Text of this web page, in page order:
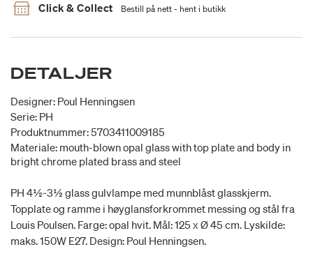
Click & Collect Bestill på nett - hent i butikk
DETALJER
Designer: Poul Henningsen
Serie: PH
Produktnummer: 5703411009185
Materiale: mouth-blown opal glass with top plate and body in
bright chrome plated brass and steel
PH 4½-3½ glass gulvlampe med munnblåst glasskjerm.
Topplate og ramme i høyglansforkrommet messing og stål fra
Louis Poulsen. Farge: opal hvit. Mål: 125 x Ø 45 cm. Lyskilde:
maks. 150W E27. Design: Poul Henningsen.